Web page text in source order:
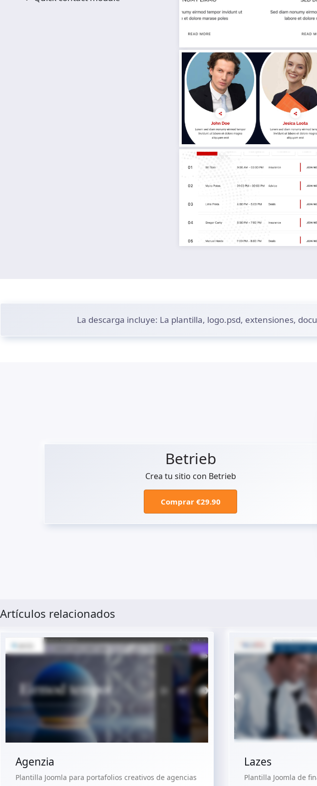
La descarga incluye: La plantilla, logo.psd, extensiones,
Betrieb
Crea tu sitio con Betrieb
Comprar €29.90
Artículos relacionados
Ver Demo
Agenzia
Plantilla Joomla para portafolios creativos de agencias
Lazes
Plantilla Joomla de